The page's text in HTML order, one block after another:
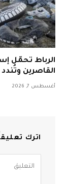
الرباط تحمّل
القاصرين وتُندد
أغسطس 7, 2026
اترك